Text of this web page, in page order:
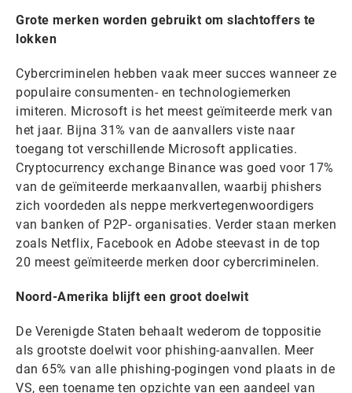
Grote merken worden gebruikt om slachtoffers te
lokken
Cybercriminelen hebben vaak meer succes wanneer ze
populaire consumenten- en technologiemerken
imiteren. Microsoft is het meest geïmiteerde merk van
het jaar. Bijna 31% van de aanvallers viste naar
toegang tot verschillende Microsoft applicaties.
Cryptocurrency exchange Binance was goed voor 17%
van de geïmiteerde merkaanvallen, waarbij phishers
zich voordeden als neppe merkvertegenwoordigers
van banken of P2P- organisaties. Verder staan merken
zoals Netflix, Facebook en Adobe steevast in de top
20 meest geïmiteerde merken door cybercriminelen.
Noord-Amerika blijft een groot doelwit
De Verenigde Staten behaalt wederom de toppositie
als grootste doelwit voor phishing-aanvallen. Meer
dan 65% van alle phishing-pogingen vond plaats in de
VS, een toename ten opzichte van een aandeel van